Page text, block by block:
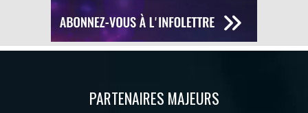
PARTENAIRES MAJEURS